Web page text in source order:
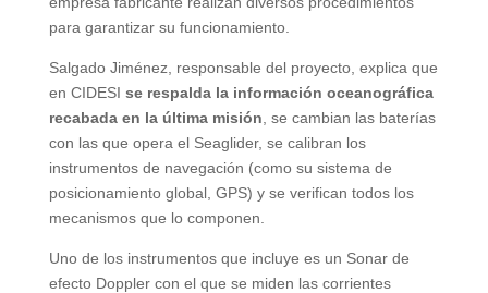
para garantizar su funcionamiento.
Salgado Jiménez, responsable del proyecto, explica que
en CIDESI se respalda la información oceanográfica
recabada en la última misión , se cambian las baterías
con las que opera el Seaglider, se calibran los
instrumentos de navegación (como su sistema de
posicionamiento global, GPS) y se verifican todos los
mecanismos que lo componen.
Uno de los instrumentos que incluye es un Sonar de
efecto Doppler con el que se miden las corrientes